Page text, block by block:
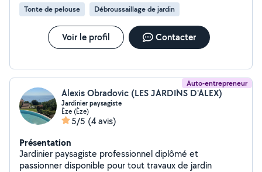
Tonte de pelouse Débroussaillage de jardin
Voir le profil Contacter
Auto-entrepreneur
Alexis Obradovic (LES JARDINS D'ALEX)
Jardinier paysagiste
Èze (Èze)
5/5 (4 avis)
Présentation
Jardinier paysagiste professionnel diplômé et
passionner disponible pour tout travaux de jardin